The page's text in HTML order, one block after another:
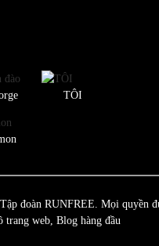
TÔI
đoàn RUNFREE. Mọi quyền
trang web, Blog hàng đầu